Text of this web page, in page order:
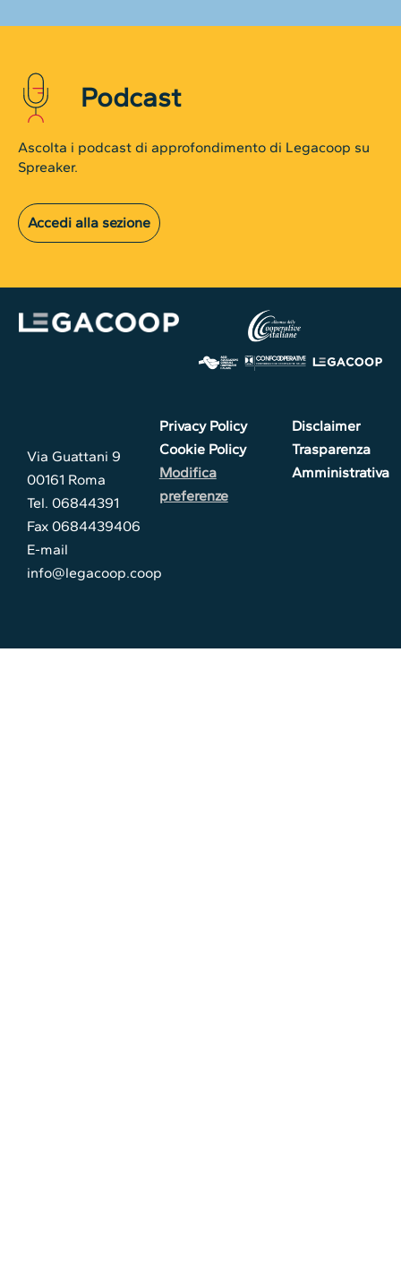
Podcast
Ascolta i podcast di approfondimento di Legacoop su
Spreaker.
Accedi alla sezione
Via Guattani 9
00161 Roma
Tel. 06844391
Fax 0684439406
E-mail
info@legacoop.coop
Privacy Policy
Cookie Policy
Modifica
preferenze
Disclaimer
Trasparenza
Amministrativa